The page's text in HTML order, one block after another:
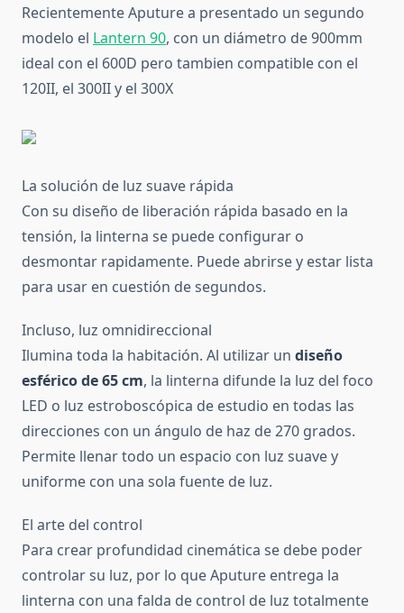
Recientemente Aputure a presentado un segundo
modelo el Lantern 90, con un diámetro de 900mm
ideal con el 600D pero tambien compatible con el
120II, el 300II y el 300X
La solución de luz suave rápida
Con su diseño de liberación rápida basado en la
tensión, la linterna se puede configurar o
desmontar rapidamente. Puede abrirse y estar lista
para usar en cuestión de segundos.
Incluso, luz omnidireccional
Ilumina toda la habitación. Al utilizar un diseño
esférico de 65 cm, la linterna difunde la luz del foco
LED o luz estroboscópica de estudio en todas las
direcciones con un ángulo de haz de 270 grados.
Permite llenar todo un espacio con luz suave y
uniforme con una sola fuente de luz.
El arte del control
Para crear profundidad cinemática se debe poder
controlar su luz, por lo que Aputure entrega la
linterna con una falda de control de luz totalmente